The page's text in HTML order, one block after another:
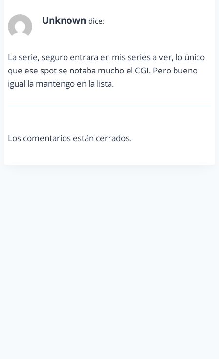
Unknown dice:
La serie, seguro entrara en mis series a ver, lo único
que ese spot se notaba mucho el CGI. Pero bueno
igual la mantengo en la lista.
Los comentarios están cerrados.